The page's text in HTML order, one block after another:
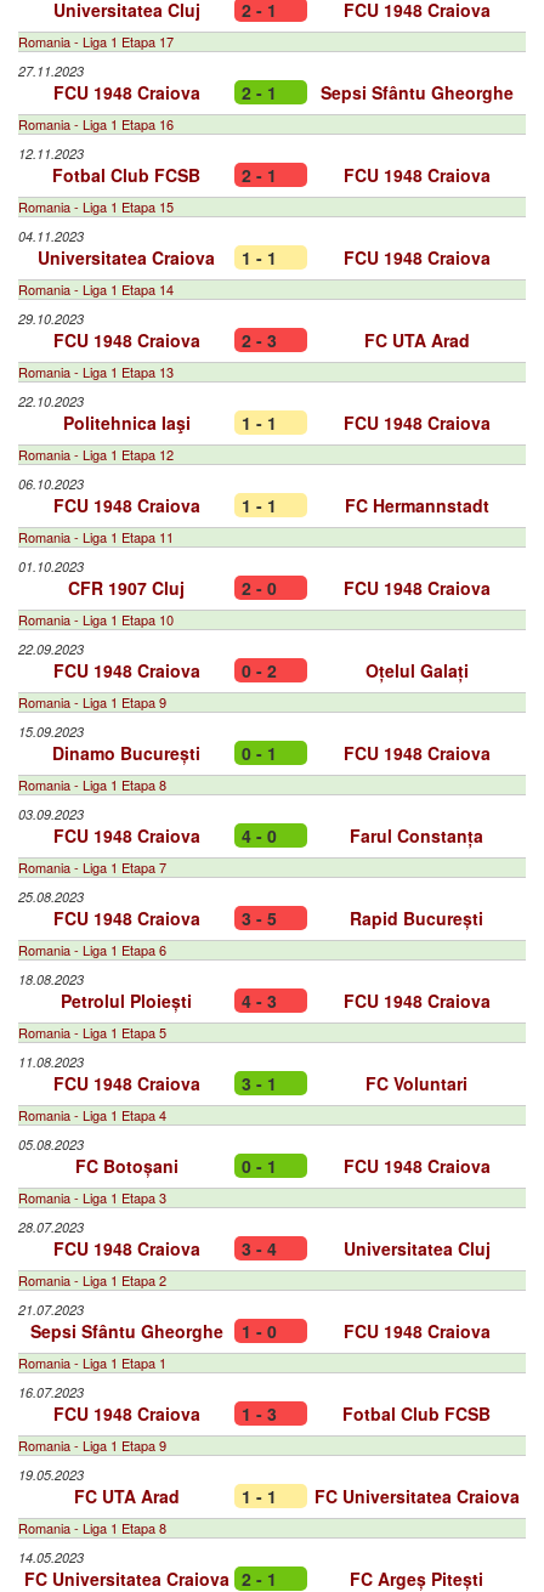
Universitatea Cluj 2 - 1 FCU 1948 Craiova
Romania - Liga 1 Etapa 17
27.11.2023
FCU 1948 Craiova 2 - 1 Sepsi Sfântu Gheorghe
Romania - Liga 1 Etapa 16
12.11.2023
Fotbal Club FCSB 2 - 1 FCU 1948 Craiova
Romania - Liga 1 Etapa 15
04.11.2023
Universitatea Craiova 1 - 1 FCU 1948 Craiova
Romania - Liga 1 Etapa 14
29.10.2023
FCU 1948 Craiova 2 - 3 FC UTA Arad
Romania - Liga 1 Etapa 13
22.10.2023
Politehnica Iaşi 1 - 1 FCU 1948 Craiova
Romania - Liga 1 Etapa 12
06.10.2023
FCU 1948 Craiova 1 - 1 FC Hermannstadt
Romania - Liga 1 Etapa 11
01.10.2023
CFR 1907 Cluj 2 - 0 FCU 1948 Craiova
Romania - Liga 1 Etapa 10
22.09.2023
FCU 1948 Craiova 0 - 2 Oțelul Galați
Romania - Liga 1 Etapa 9
15.09.2023
Dinamo București 0 - 1 FCU 1948 Craiova
Romania - Liga 1 Etapa 8
03.09.2023
FCU 1948 Craiova 4 - 0 Farul Constanța
Romania - Liga 1 Etapa 7
25.08.2023
FCU 1948 Craiova 3 - 5 Rapid București
Romania - Liga 1 Etapa 6
18.08.2023
Petrolul Ploiești 4 - 3 FCU 1948 Craiova
Romania - Liga 1 Etapa 5
11.08.2023
FCU 1948 Craiova 3 - 1 FC Voluntari
Romania - Liga 1 Etapa 4
05.08.2023
FC Botoșani 0 - 1 FCU 1948 Craiova
Romania - Liga 1 Etapa 3
28.07.2023
FCU 1948 Craiova 3 - 4 Universitatea Cluj
Romania - Liga 1 Etapa 2
21.07.2023
Sepsi Sfântu Gheorghe 1 - 0 FCU 1948 Craiova
Romania - Liga 1 Etapa 1
16.07.2023
FCU 1948 Craiova 1 - 3 Fotbal Club FCSB
Romania - Liga 1 Etapa 9
19.05.2023
FC UTA Arad 1 - 1 FC Universitatea Craiova
Romania - Liga 1 Etapa 8
14.05.2023
FC Universitatea Craiova 2 - 1 FC Argeș Pitești